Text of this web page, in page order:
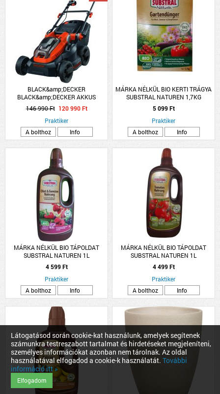
Látogatásod során cookie-kat használunk, amelyek segítenek
számunkra testreszabott tartalmat és hirdetéseket megjeleníteni,
személyes információkat azonban nem tárolnak. Az oldal
használatával elfogadod a cookie-k használatát. További
információ itt »
Elfogadom
BLACK&amp;DECKER
BLACK&amp;DECKER AKKUS
FŰNYÍRÓ CLM3820L1-QW 36V 38CM
35L AKKUVAL ÉS TÖLTŐVEL
146 990 Ft 120 990 Ft
Praktiker
A bolthoz
Info
MÁRKA NÉLKÜL BIO KERTI TRÁGYA
SUBSTRAL NATUREN 1,7KG
5 099 Ft
Praktiker
A bolthoz
Info
MÁRKA NÉLKÜL BIO TÁPOLDAT
SUBSTRAL NATUREN 1L
ZÖLDSÉGHEZ, GYÜMÖLCSHÖZ
4 599 Ft
Praktiker
A bolthoz
Info
MÁRKA NÉLKÜL BIO TÁPOLDAT
SUBSTRAL NATUREN 1L
PARADICSOMHOZ,
FŰSZERNÖVÉNYHEZ
4 499 Ft
Praktiker
A bolthoz
Info